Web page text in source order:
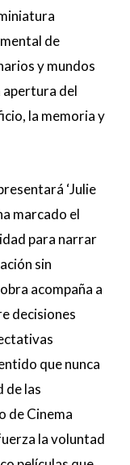
de
y mundos
apertura del
la memoria y
‘Julie
marcado el
para narrar
sin
acompaña a
decisiones
que nunca
de las
de Cinema
la voluntad